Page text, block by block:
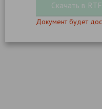
Документ будет